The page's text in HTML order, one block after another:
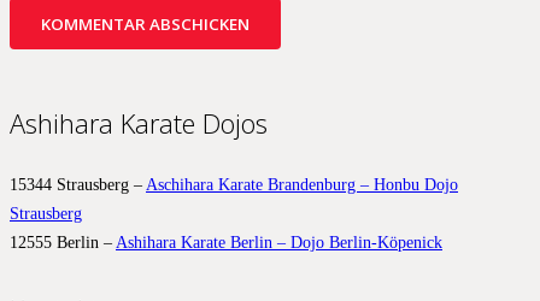
KOMMENTAR ABSCHICKEN
Ashihara Karate Dojos
15344 Strausberg – Aschihara Karate Brandenburg – Honbu Dojo
Strausberg
12555 Berlin – Ashihara Karate Berlin – Dojo Berlin-Köpenick